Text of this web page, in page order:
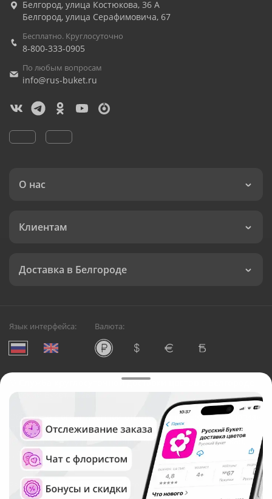
Белгород, улица Костюкова, 36 А
Белгород, улица Серафимовича, 67
Бесплатно. Круглосуточно
8-800-333-0905
По любым вопросам
info@rus-buket.ru
О нас
Клиентам
Доставка в Белгороде
Язык интерфейса: Валюта:
Служба круглосуточной доставки цветов в Белгороде
Русский Букет, 2026
Общество с ограниченной ответственностью «Технология»
ОГРН: 1195476081745, ИНН: 5410081997
Юридический адрес: г. Новосибирск, ул. Ипподромская,
д.42, оф. 3
Рейтинг Русского букета в г. Белгород